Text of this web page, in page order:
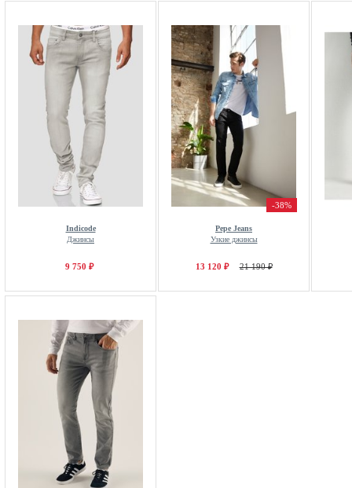
Indicode
Джинсы
9 750 ₽
-38%
Pepe Jeans
Узкие джинсы
13 120 ₽ 21 190 ₽